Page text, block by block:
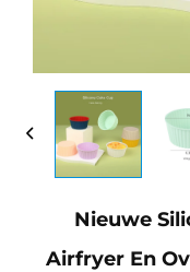
Nieuwe
Airfryer En